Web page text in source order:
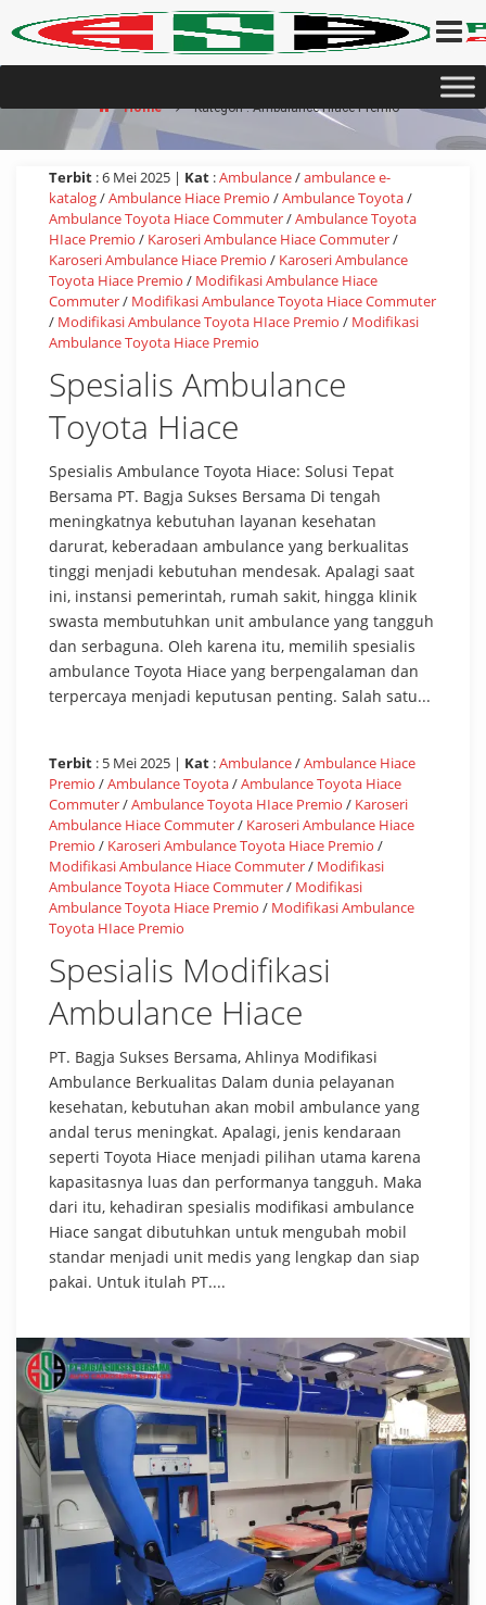
Home Kategori : Ambulance Hiace Premio
Terbit : 6 Mei 2025 | Kat :Ambulance/ambulance e-
katalog/Ambulance Hiace Premio /Ambulance Toyota/
Ambulance Toyota Hiace Commuter/Ambulance Toyota
HIace Premio / Karoseri Ambulance Hiace Commuter/
Karoseri Ambulance Hiace Premio / Karoseri Ambulance
Toyota Hiace Premio / Modifikasi Ambulance Hiace
Commuter/ Modifikasi Ambulance Toyota Hiace Commuter
/ Modifikasi Ambulance Toyota HIace Premio / Modifikasi
Ambulance Toyota Hiace Premio
Spesialis Ambulance
Toyota Hiace
Spesialis Ambulance Toyota Hiace: Solusi Tepat
Bersama PT. Bagja Sukses Bersama Di tengah
meningkatnya kebutuhan layanan kesehatan
darurat, keberadaan ambulance yang berkualitas
tinggi menjadi kebutuhan mendesak. Apalagi saat
ini, instansi pemerintah, rumah sakit, hingga klinik
swasta membutuhkan unit ambulance yang tangguh
dan serbaguna. Oleh karena itu, memilih spesialis
ambulance Toyota Hiace yang berpengalaman dan
terpercaya menjadi keputusan penting. Salah satu...
Terbit : 5 Mei 2025 | Kat :Ambulance/Ambulance Hiace
Premio /Ambulance Toyota/Ambulance Toyota Hiace
Commuter/Ambulance Toyota HIace Premio / Karoseri
Ambulance Hiace Commuter/ Karoseri Ambulance Hiace
Premio / Karoseri Ambulance Toyota Hiace Premio /
Modifikasi Ambulance Hiace Commuter/ Modifikasi
Ambulance Toyota Hiace Commuter/ Modifikasi
Ambulance Toyota Hiace Premio / Modifikasi Ambulance
Toyota HIace Premio
Spesialis Modifikasi
Ambulance Hiace
PT. Bagja Sukses Bersama, Ahlinya Modifikasi
Ambulance Berkualitas Dalam dunia pelayanan
kesehatan, kebutuhan akan mobil ambulance yang
andal terus meningkat. Apalagi, jenis kendaraan
seperti Toyota Hiace menjadi pilihan utama karena
kapasitasnya luas dan performanya tangguh. Maka
dari itu, kehadiran spesialis modifikasi ambulance
Hiace sangat dibutuhkan untuk mengubah mobil
standar menjadi unit medis yang lengkap dan siap
pakai. Untuk itulah PT....